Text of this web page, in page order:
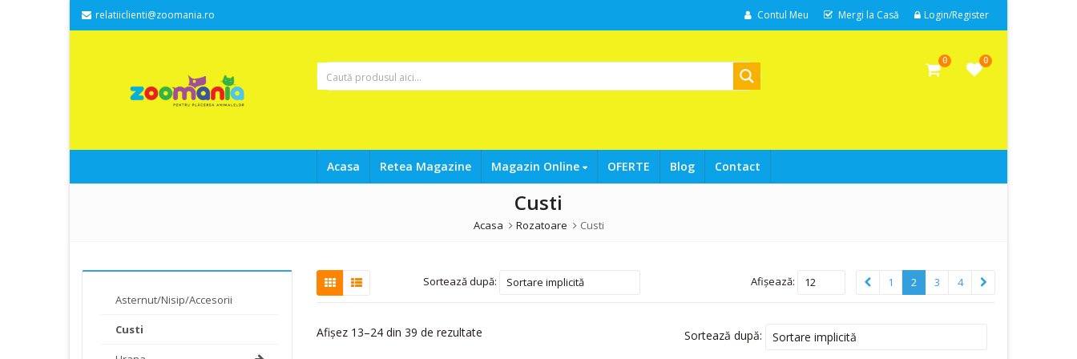
relatiiclienti@zoomania.ro Contul Meu Mergi la Casă Login/Register
0
0
Acasa Retea Magazine Magazin Online OFERTE Blog Contact
Custi
Acasa Rozatoare Custi
Sortează după: Sortare implicită Afișează: 12 1 2 3 4
Sortează după: Sortare implicită
Afișez 13–24 din 39 de rezultate
Asternut/Nisip/Accesorii
Custi